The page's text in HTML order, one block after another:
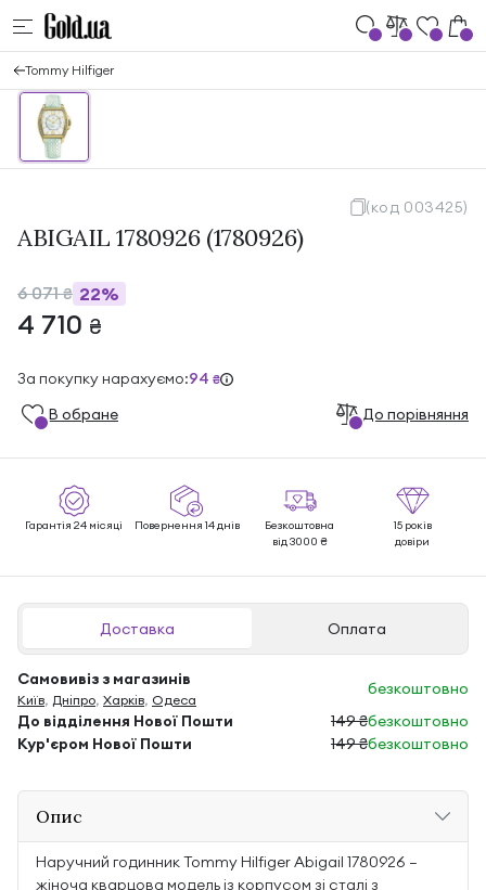
Tommy Hilfiger
(код 003425)
ABIGAIL 1780926 (1780926)
6 071₴ 22%
4 710 ₴
За покупку нарахуємо:94 ₴
В обране До порівняння
Гарантія 24 місяці Повернення 14 днів
Безкоштовна
від 3000 ₴
15 років
довіри
Доставка Оплата
Самовивіз з магазинів
Київ, Дніпро, Харків, Одеса
безкоштовно
До відділення Нової Пошти
149 ₴безкоштовно
Кур'єром Нової Пошти
149 ₴безкоштовно
Опис
Наручний годинник Tommy Hilfiger Abigail 1780926 —
жіноча кварцова модель із корпусом зі сталі з